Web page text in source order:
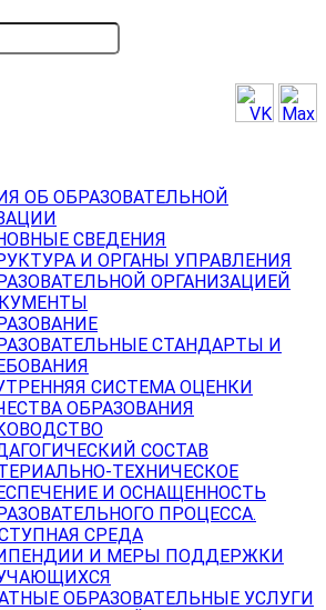
ОБ ОБРАЗОВАТЕЛЬНОЙ
СВЕДЕНИЯ
И ОРГАНЫ УПРАВЛЕНИЯ
ОРГАНИЗАЦИЕЙ
СТАНДАРТЫ И
СИСТЕМА ОЦЕНКИ
ОБРАЗОВАНИЯ
СОСТАВ
ТЕХНИЧЕСКОЕ
И ОСНАЩЕННОСТЬ
ПРОЦЕССА.
СРЕДА
И МЕРЫ ПОДДЕРЖКИ
ОБРАЗОВАТЕЛЬНЫЕ УСЛУГИ